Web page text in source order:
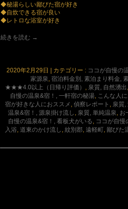
◆秘湯らしい鄙びた宿が好き
◆自炊できる宿が良い
◆レトロな浴室が好き
続きを読む →
2020年2月29日 | カテゴリー : ココが自慢の
家源泉, 宿泊料金別, 素泊まり料金,
★★★4.0以上（日帰り評価） , 泉質, 自然湧出 ,
自慢の温泉&宿！, 一軒宿の秘湯, こんな人
宿が好きな人におススメ , 偵察レポート , 泉質,
温泉&宿！, 源泉掛け流し , 泉質, 単純温泉, お
自慢の温泉&宿！, 看板犬がいる, ココが自慢
入浴, 道東のかけ流し , 紋別郡, 遠軽町, 鄙びた